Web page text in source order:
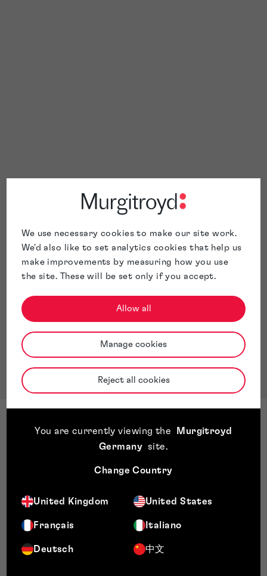
We use necessary cookies to make our site work.
We'd also like to set analytics cookies that help us
make improvements by measuring how you use
the site. These will be set only if you accept.
Allow all
Manage cookies
Reject all cookies
You are currently viewing the
Murgitroyd
Germany
site.
Change Country
United Kingdom United States
Français Italiano
Deutsch 中文
Experten wird Ihnen schnellstmöglich antworten. Gerne
können Sie uns auch direkt eine E-Mail schreiben an:
info@murgitroyd.com
+49 [0] 89 309 071 100